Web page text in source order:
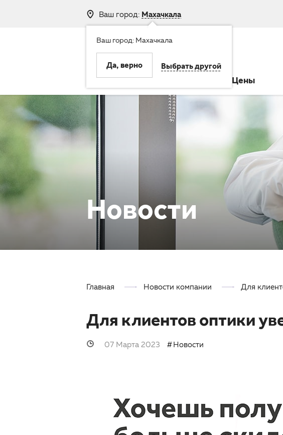
Ваш город: Махачкала
Ваш город: Махачкала
Да, верно Выбрать другой
Цены
Новости
Главная Новости компании Для
Для клиентов оптики
07 Марта 2023 Новости